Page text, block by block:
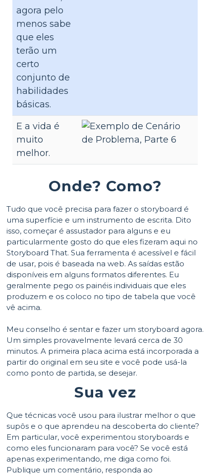
agora pelo
menos sabe
que eles
terão um
certo
conjunto de
habilidades
básicas.
E a vida é
muito
melhor.
Onde? Como?
Tudo que você precisa para fazer o storyboard é
uma superfície e um instrumento de escrita. Dito
isso, começar é assustador para alguns e eu
particularmente gosto do que eles fizeram aqui no
Storyboard That. Sua ferramenta é acessível e fácil
de usar, pois é baseada na web. As saídas estão
disponíveis em alguns formatos diferentes. Eu
geralmente pego os painéis individuais que eles
produzem e os coloco no tipo de tabela que você
vê acima.
Meu conselho é sentar e fazer um storyboard agora.
Um simples provavelmente levará cerca de 30
minutos. A primeira placa acima está incorporada a
partir do original em seu site e você pode usá-la
como ponto de partida, se desejar.
Sua vez
Que técnicas você usou para ilustrar melhor o que
supôs e o que aprendeu na descoberta do cliente?
Em particular, você experimentou storyboards e
como eles funcionaram para você? Se você está
apenas experimentando, me diga como foi.
Publique um comentário, responda ao